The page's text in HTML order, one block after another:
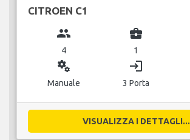
CITROEN C1
group
4
business_center
1
miscellaneous_services
Manuale
login
3 Porta
VISUALIZZA I DETTAGLI...